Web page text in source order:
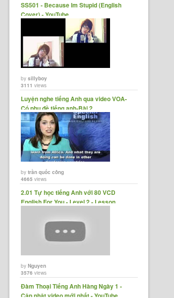
SS501 - Because Im Stupid (English
Cover) - YouTube
bysillyboy
3111 views
Luyện nghe tiếng Anh qua video VOA-
Có phụ đề tiếng anh-Bài 2
bytrần quốc công
4665 views
2.01 Tự học tiếng Anh với 80 VCD
English For You - Level 2 - Lesson......
byNguyen
3576 views
Đàm Thoại Tiếng Anh Hàng Ngày 1 -
Cập nhật video mới nhất - YouTube